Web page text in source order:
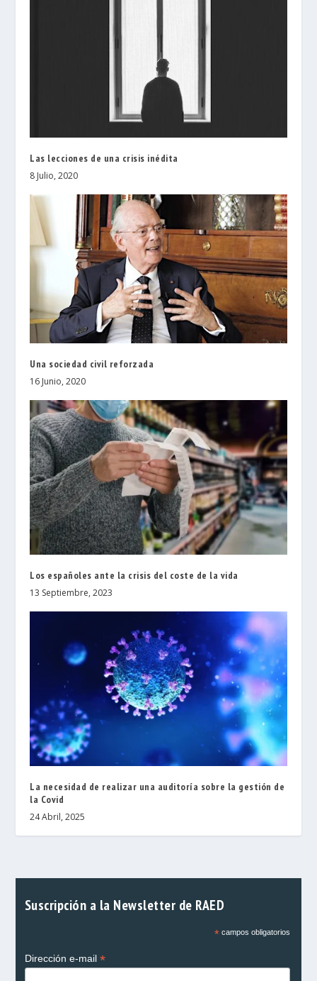
Las lecciones de una crisis inédita
8 Julio, 2020
Una sociedad civil reforzada
16 Junio, 2020
Los españoles ante la crisis del coste de la vida
13 Septiembre, 2023
La necesidad de realizar una auditoría sobre la gestión de
la Covid
24 Abril, 2025
Suscripción a la Newsletter de RAED
*campos obligatorios
Dirección e-mail *